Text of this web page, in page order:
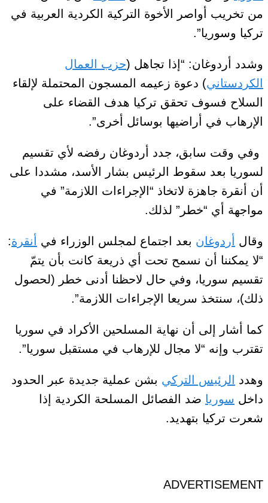
من تخريب أواصر الأخوة التركية الكردية العربية في
تركيا وسوريا”.
وشدد أردوغان: “إذا تجاهل (حزب العمال
الكردستاني) دعوة زعيمه المسجون المحتملة لإلقاء
السلاح فسوف تحقق تركيا هدف القضاء على
الإرهاب في أراضيها بوسائل أخرى”.
وفي وقت سابق، جدد أردوغان رفضه لأي تقسيم
لسوريا بعد سقوط الرئيس بشار الأسد، مشددا على
أن أنقرة جاهزة لاتخاذ “الإجراءات اللازمة” في
مواجهة أي “خطر” لذلك.
وقال أردوغان بعد اجتماع لمجلس الوزراء في أنقرة:
“لا يمكننا أن نسمح تحت أي ذريعة كانت بأن يتمّ
تقسيم سوريا، وفي حال لاحظنا أدنى خطر (لحصول
ذلك)، سنتخذ سريعا الإجراءات اللازمة”.
كما أشار إلى أن نهاية المسلحين الأكراد في سوريا
تقترب وإنه “لا مجال للإرهاب في مستقبل سوريا”.
وهدد الرئيس التركي بشن عملية جديدة عبر الحدود
داخل سوريا ضد الفصائل المسلحة الكردية إذا
شعرت تركيا بتهديد.
ADVERTISEMENT